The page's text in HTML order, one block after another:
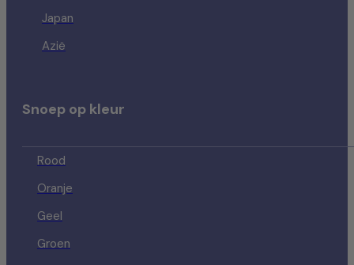
Japan
Azië
Snoep op kleur
Rood
Oranje
Geel
Groen